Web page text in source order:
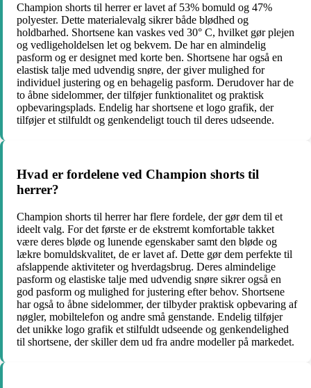
Champion shorts til herrer er lavet af 53% bomuld og 47%
polyester. Dette materialevalg sikrer både blødhed og
holdbarhed. Shortsene kan vaskes ved 30° C, hvilket gør plejen
og vedligeholdelsen let og bekvem. De har en almindelig
pasform og er designet med korte ben. Shortsene har også en
elastisk talje med udvendig snøre, der giver mulighed for
individuel justering og en behagelig pasform. Derudover har de
to åbne sidelommer, der tilføjer funktionalitet og praktisk
opbevaringsplads. Endelig har shortsene et logo grafik, der
tilføjer et stilfuldt og genkendeligt touch til deres udseende.
Hvad er fordelene ved Champion shorts til
herrer?
Champion shorts til herrer har flere fordele, der gør dem til et
ideelt valg. For det første er de ekstremt komfortable takket
være deres bløde og lunende egenskaber samt den bløde og
lækre bomuldskvalitet, de er lavet af. Dette gør dem perfekte til
afslappende aktiviteter og hverdagsbrug. Deres almindelige
pasform og elastiske talje med udvendig snøre sikrer også en
god pasform og mulighed for justering efter behov. Shortsene
har også to åbne sidelommer, der tilbyder praktisk opbevaring af
nøgler, mobiltelefon og andre små genstande. Endelig tilføjer
det unikke logo grafik et stilfuldt udseende og genkendelighed
til shortsene, der skiller dem ud fra andre modeller på markedet.